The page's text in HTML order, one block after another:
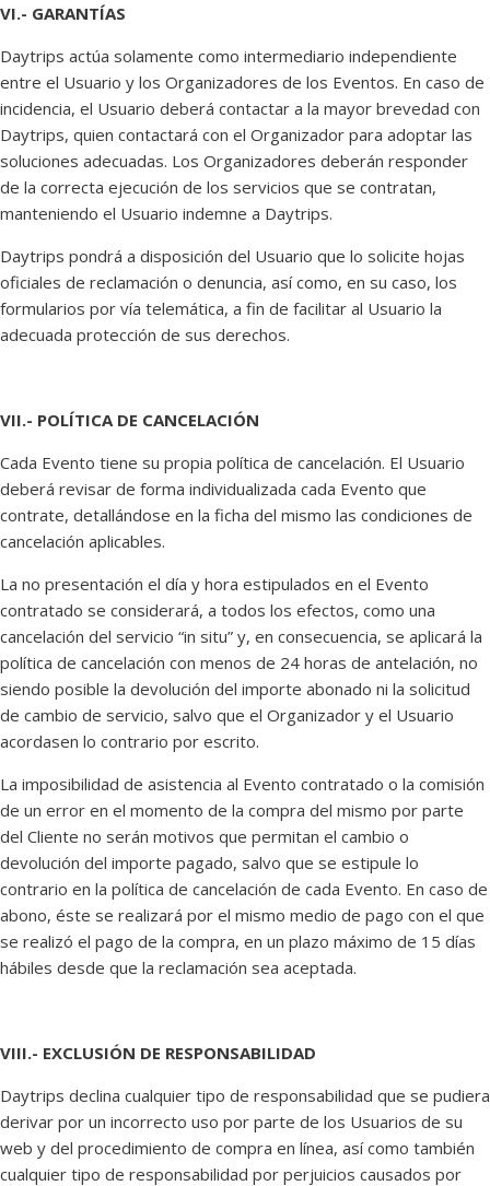
VI.- GARANTÍAS
Daytrips actúa solamente como intermediario independiente
entre el Usuario y los Organizadores de los Eventos. En caso de
incidencia, el Usuario deberá contactar a la mayor brevedad con
Daytrips, quien contactará con el Organizador para adoptar las
soluciones adecuadas. Los Organizadores deberán responder
de la correcta ejecución de los servicios que se contratan,
manteniendo el Usuario indemne a Daytrips.
Daytrips pondrá a disposición del Usuario que lo solicite hojas
oficiales de reclamación o denuncia, así como, en su caso, los
formularios por vía telemática, a fin de facilitar al Usuario la
adecuada protección de sus derechos.
VII.- POLÍTICA DE CANCELACIÓN
Cada Evento tiene su propia política de cancelación. El Usuario
deberá revisar de forma individualizada cada Evento que
contrate, detallándose en la ficha del mismo las condiciones de
cancelación aplicables.
La no presentación el día y hora estipulados en el Evento
contratado se considerará, a todos los efectos, como una
cancelación del servicio “in situ” y, en consecuencia, se aplicará la
política de cancelación con menos de 24 horas de antelación, no
siendo posible la devolución del importe abonado ni la solicitud
de cambio de servicio, salvo que el Organizador y el Usuario
acordasen lo contrario por escrito.
La imposibilidad de asistencia al Evento contratado o la comisión
de un error en el momento de la compra del mismo por parte
del Cliente no serán motivos que permitan el cambio o
devolución del importe pagado, salvo que se estipule lo
contrario en la política de cancelación de cada Evento. En caso de
abono, éste se realizará por el mismo medio de pago con el que
se realizó el pago de la compra, en un plazo máximo de 15 días
hábiles desde que la reclamación sea aceptada.
VIII.- EXCLUSIÓN DE RESPONSABILIDAD
Daytrips declina cualquier tipo de responsabilidad que se pudiera
derivar por un incorrecto uso por parte de los Usuarios de su
web y del procedimiento de compra en línea, así como también
cualquier tipo de responsabilidad por perjuicios causados por